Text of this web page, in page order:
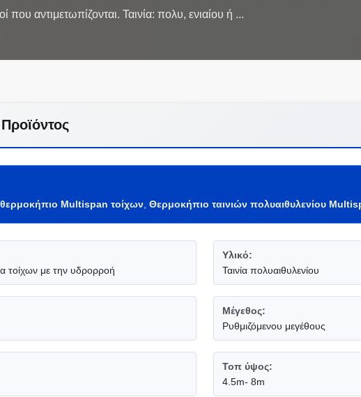
Multispan τοίχων Θερμοκήπιο ταινιών πολυαιθυλενίου
τοίχων με την υδρορροή
Υλικό:
Ταινία πολυαιθυλενίου
Μέγεθος:
Ρυθμιζόμενου μεγέθους
Τοπ ύψος:
4.5m- 8m